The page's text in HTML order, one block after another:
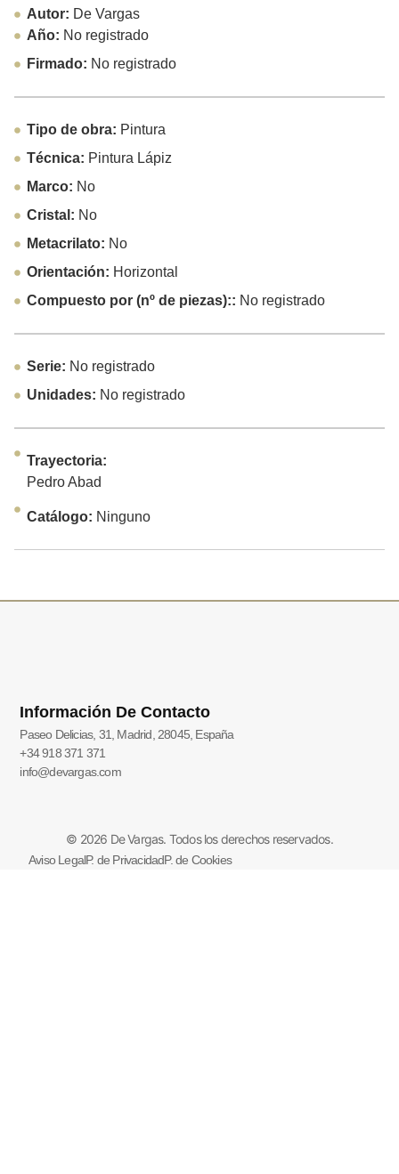
Autor: De Vargas
Año: No registrado
Firmado: No registrado
Tipo de obra: Pintura
Técnica: Pintura Lápiz
Marco: No
Cristal: No
Metacrilato: No
Orientación: Horizontal
Compuesto por (nº de piezas):: No registrado
Serie: No registrado
Unidades: No registrado
Trayectoria:
Pedro Abad
Catálogo: Ninguno
Información De Contacto
Paseo Delicias, 31, Madrid, 28045, España
+34 918 371 371
info@devargas.com
© 2026 De Vargas. Todos los derechos reservados.
Aviso LegalP. de PrivacidadP. de Cookies